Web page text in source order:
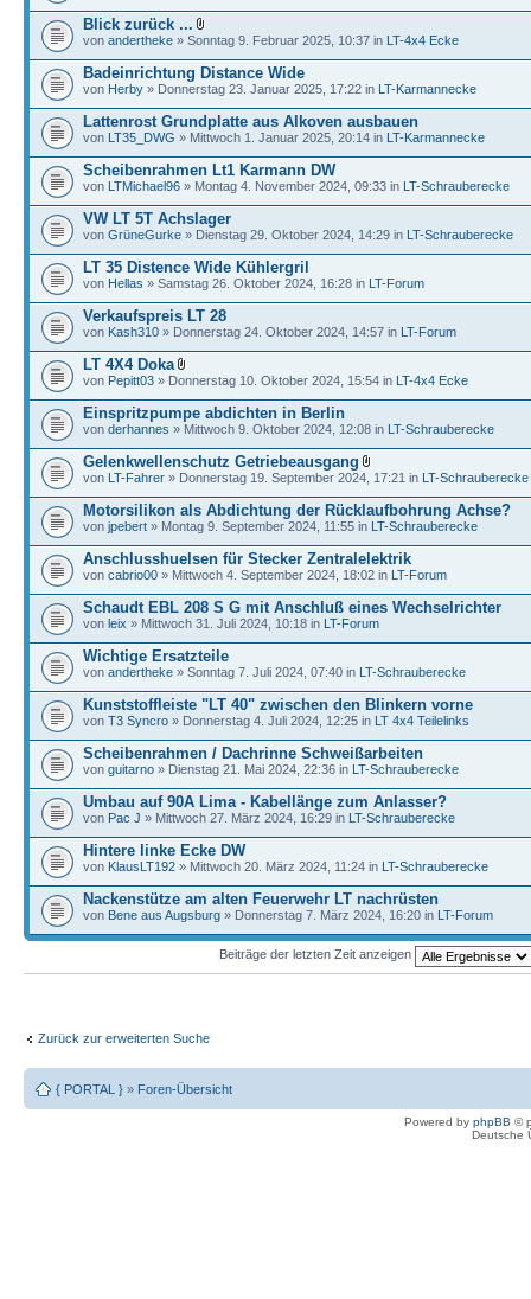
Blick zurück ...
von andertheke » Sonntag 9. Februar 2025, 10:37 in LT-4x4 Ecke
Badeinrichtung Distance Wide
von Herby » Donnerstag 23. Januar 2025, 17:22 in LT-Karmannecke
Lattenrost Grundplatte aus Alkoven ausbauen
von LT35_DWG » Mittwoch 1. Januar 2025, 20:14 in LT-Karmannecke
Scheibenrahmen Lt1 Karmann DW
von LTMichael96 » Montag 4. November 2024, 09:33 in LT-Schrauberecke
VW LT 5T Achslager
von GrüneGurke » Dienstag 29. Oktober 2024, 14:29 in LT-Schrauberecke
LT 35 Distence Wide Kühlergril
von Hellas » Samstag 26. Oktober 2024, 16:28 in LT-Forum
Verkaufspreis LT 28
von Kash310 » Donnerstag 24. Oktober 2024, 14:57 in LT-Forum
LT 4X4 Doka
von Pepitt03 » Donnerstag 10. Oktober 2024, 15:54 in LT-4x4 Ecke
Einspritzpumpe abdichten in Berlin
von derhannes » Mittwoch 9. Oktober 2024, 12:08 in LT-Schrauberecke
Gelenkwellenschutz Getriebeausgang
von LT-Fahrer » Donnerstag 19. September 2024, 17:21 in LT-Schrauberecke
Motorsilikon als Abdichtung der Rücklaufbohrung Achse?
von jpebert » Montag 9. September 2024, 11:55 in LT-Schrauberecke
Anschlusshuelsen für Stecker Zentralelektrik
von cabrio00 » Mittwoch 4. September 2024, 18:02 in LT-Forum
Schaudt EBL 208 S G mit Anschluß eines Wechselrichter
von leix » Mittwoch 31. Juli 2024, 10:18 in LT-Forum
Wichtige Ersatzteile
von andertheke » Sonntag 7. Juli 2024, 07:40 in LT-Schrauberecke
Kunststoffleiste "LT 40" zwischen den Blinkern vorne
von T3 Syncro » Donnerstag 4. Juli 2024, 12:25 in LT 4x4 Teilelinks
Scheibenrahmen / Dachrinne Schweißarbeiten
von guitarno » Dienstag 21. Mai 2024, 22:36 in LT-Schrauberecke
Umbau auf 90A Lima - Kabellänge zum Anlasser?
von Pac J » Mittwoch 27. März 2024, 16:29 in LT-Schrauberecke
Hintere linke Ecke DW
von KlausLT192 » Mittwoch 20. März 2024, 11:24 in LT-Schrauberecke
Nackenstütze am alten Feuerwehr LT nachrüsten
von Bene aus Augsburg » Donnerstag 7. März 2024, 16:20 in LT-Forum
Beiträge der letzten Zeit anzeigen
Zurück zur erweiterten Suche
{ PORTAL } » Foren-Übersicht
Powered by phpBB ©
Deutsche